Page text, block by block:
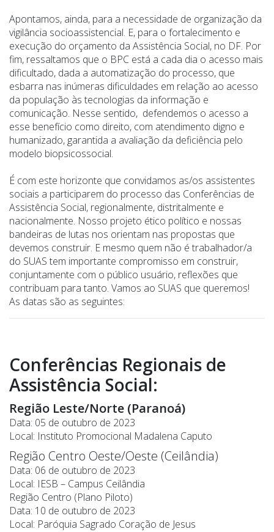
Apontamos, ainda, para a necessidade de organização da
vigilância socioassistencial. E, para o fortalecimento e
execução do orçamento da Assistência Social, no DF. Por
fim, ressaltamos que o BPC está a cada dia o acesso mais
dificultado, dada a automatização do processo, que
esbarra nas inúmeras dificuldades em relação ao acesso
da população às tecnologias da informação e
comunicação. Nesse sentido, defendemos o acesso a
esse benefício como direito, com atendimento digno e
humanizado, garantida a avaliação da deficiência pelo
modelo biopsicossocial.
É com este horizonte que convidamos as/os assistentes
sociais a participarem do processo das Conferências de
Assistência Social, regionalmente, distritalmente e
nacionalmente. Nosso projeto ético político e nossas
bandeiras de lutas nos orientam nas propostas que
devemos construir. E mesmo quem não é trabalhador/a
do SUAS tem importante compromisso em construir,
conjuntamente com o público usuário, reflexões que
contribuam para tanto. Vamos ao SUAS que queremos!
As datas são as seguintes:
Conferências Regionais de
Assistência Social:
Região Leste/Norte (Paranoá)
Data: 05 de outubro de 2023
Local: Instituto Promocional Madalena Caputo
Região Centro Oeste/Oeste (Ceilândia)
Data: 06 de outubro de 2023
Local: IESB – Campus Ceilândia
Região Centro (Plano Piloto)
Data: 10 de outubro de 2023
Local: Paróquia Sagrado Coração de Jesus